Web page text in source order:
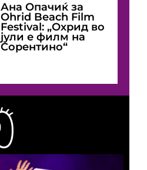
Ана Опачиќ за
Оhrid Beach Film
Festival: „Охрид во
јули е филм на
Сорентино“